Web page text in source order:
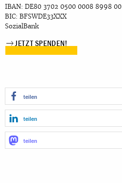
IBAN: DE80 3702 0500 0008 8998 00
BIC: BFSWDE33XXX
SozialBank
JETZT SPENDEN!
teilen
teilen
teilen